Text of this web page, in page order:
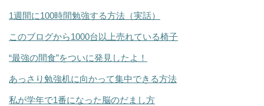
1週間に100時間勉強する方法（実話）
このブログから1000台以上売れている椅子
“最強の間食”をついに発見したよ！
あっさり勉強机に向かって集中できる方法
私が学年で1番になった脳のだまし方